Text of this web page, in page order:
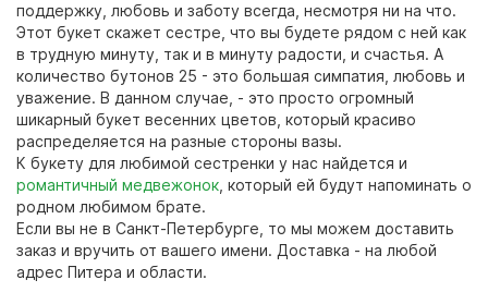
поддержку, любовь и заботу всегда, несмотря ни на что.
Этот букет скажет сестре, что вы будете рядом с ней как
в трудную минуту, так и в минуту радости, и счастья. А
количество бутонов 25 - это большая симпатия, любовь и
уважение. В данном случае, - это просто огромный
шикарный букет весенних цветов, который красиво
распределяется на разные стороны вазы.
К букету для любимой сестренки у нас найдется и
романтичный медвежонок, который ей будут напоминать о
родном любимом брате.
Если вы не в Санкт-Петербурге, то мы можем доставить
заказ и вручить от вашего имени. Доставка - на любой
адрес Питера и области.